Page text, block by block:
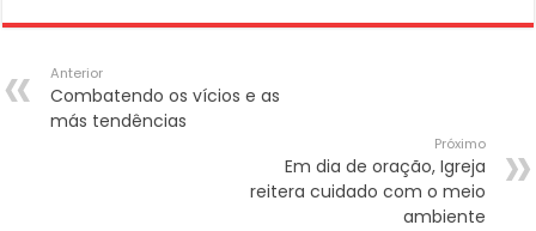
Anterior
Combatendo os vícios e as
más tendências
Próximo
Em dia de oração, Igreja
reitera cuidado com o meio
ambiente